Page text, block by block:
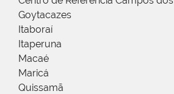
Goytacazes
Itaboraí
Itaperuna
Macaé
Maricá
Quissamã